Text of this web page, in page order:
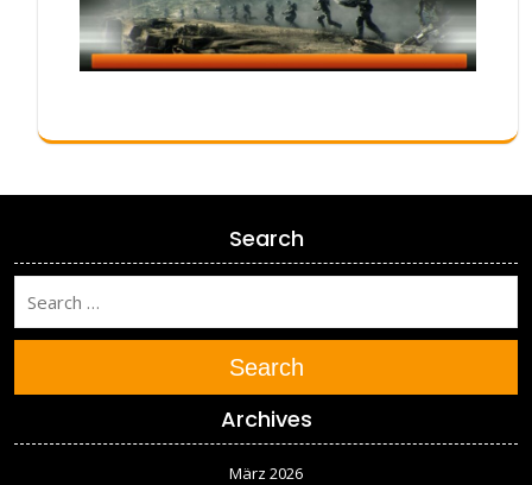
Search
Search
Archives
März 2026